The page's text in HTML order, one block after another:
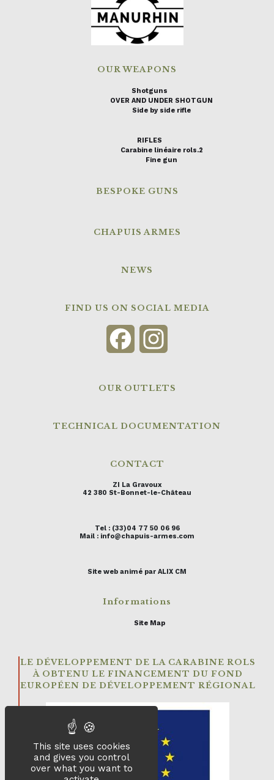
OUR WEAPONS
Shotguns
OVER AND UNDER SHOTGUN
Side by side rifle
RIFLES
Carabine linéaire rols.2
Fine gun
BESPOKE GUNS
CHAPUIS ARMES
NEWS
FIND US ON SOCIAL MEDIA
Facebook
OUR OUTLETS
TECHNICAL DOCUMENTATION
CONTACT
ZI La Gravoux
42 380 St-Bonnet-le-Château
Tel : (33)04 77 50 06 96
Mail : info@chapuis-armes.com
Site web animé par ALIX CM
Informations
Site Map
LE DÉVELOPPEMENT DE LA CARABINE ROLS
À OBTENU LE FINANCEMENT DU FOND
EUROPÉEN DE DÉVELOPPEMENT RÉGIONAL
This site uses cookies
and gives you control
over what you want to